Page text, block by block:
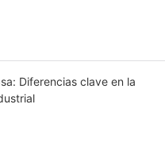
Diferencias clave en la